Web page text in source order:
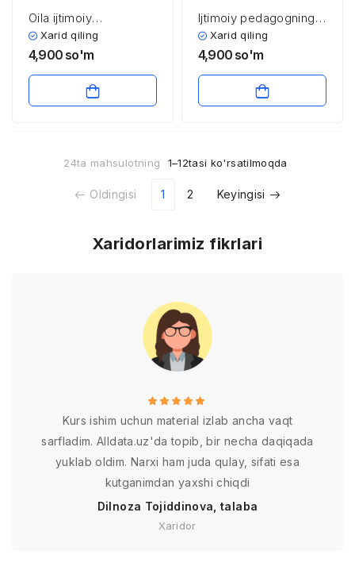
Oila ijtimoiy
jamiyatning bir bo’lagi
ekanligi
Xarid qiling
4,900 so'm
Ijtimoiy pedagogning
reabilitatsion xizmati
modeli va mexanizmi
Xarid qiling
4,900 so'm
24ta mahsulotning 1–12tasi ko'rsatilmoqda
Oldingisi 1 2 Keyingisi
Xaridorlarimiz fikrlari
Kurs ishim uchun material izlab ancha vaqt
sarfladim. Alldata.uz'da topib, bir necha daqiqada
yuklab oldim. Narxi ham juda qulay, sifati esa
kutganimdan yaxshi chiqdi
Dilnoza Tojiddinova, talaba
Xaridor